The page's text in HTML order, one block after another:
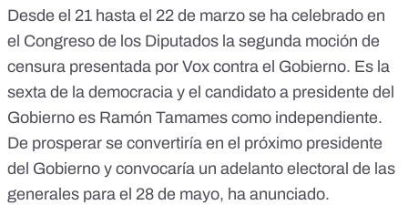
Desde el 21 hasta el 22 de marzo se ha celebrado en
el Congreso de los Diputados la segunda moción de
censura presentada por Vox contra el Gobierno. Es la
sexta de la democracia y el candidato a presidente del
Gobierno es Ramón Tamames como independiente.
De prosperar se convertiría en el próximo presidente
del Gobierno y convocaría un adelanto electoral de las
generales para el 28 de mayo, ha anunciado.